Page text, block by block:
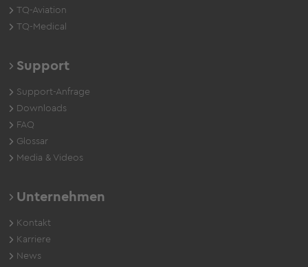
TQ-Aviation
TQ-Medical
Support
Support-Anfrage
Downloads
FAQ
Glossar
Media & Videos
Unternehmen
Kontakt
Karriere
News